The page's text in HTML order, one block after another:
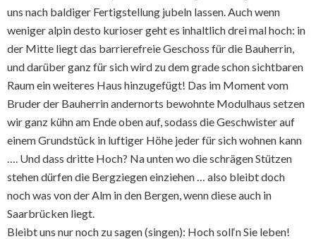
uns nach baldiger Fertigstellung jubeln lassen. Auch wenn
weniger alpin desto kurioser geht es inhaltlich drei mal hoch: in
der Mitte liegt das barrierefreie Geschoss für die Bauherrin,
und darüber ganz für sich wird zu dem grade schon sichtbaren
Raum ein weiteres Haus hinzugefügt! Das im Moment vom
Bruder der Bauherrin andernorts bewohnte Modulhaus setzen
wir ganz kühn am Ende oben auf, sodass die Geschwister auf
einem Grundstück in luftiger Höhe jeder für sich wohnen kann
…. Und dass dritte Hoch? Na unten wo die schrägen Stützen
stehen dürfen die Bergziegen einziehen … also bleibt doch
noch was von der Alm in den Bergen, wenn diese auch in
Saarbrücken liegt.
Bleibt uns nur noch zu sagen (singen): Hoch soll‘n Sie leben!